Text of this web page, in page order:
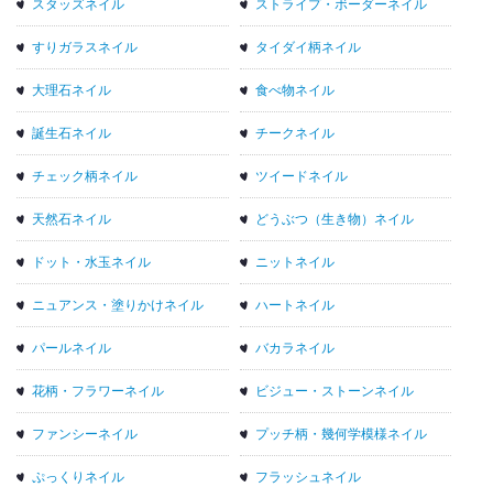
スタッズネイル ストライプ・ボーダーネイル
すりガラスネイル タイダイ柄ネイル
大理石ネイル 食べ物ネイル
誕生石ネイル チークネイル
チェック柄ネイル ツイードネイル
天然石ネイル どうぶつ（生き物）ネイル
ドット・水玉ネイル ニットネイル
ニュアンス・塗りかけネイル ハートネイル
パールネイル バカラネイル
花柄・フラワーネイル ビジュー・ストーンネイル
ファンシーネイル プッチ柄・幾何学模様ネイル
ぷっくりネイル フラッシュネイル